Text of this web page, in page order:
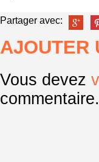
Partager avec:
AJOUTER
Vous devez
commentaire.